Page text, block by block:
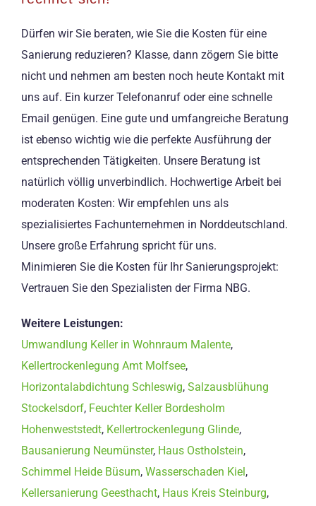
Dürfen wir Sie beraten, wie Sie die Kosten für eine
Sanierung reduzieren? Klasse, dann zögern Sie bitte
nicht und nehmen am besten noch heute Kontakt mit
uns auf. Ein kurzer Telefonanruf oder eine schnelle
Email genügen. Eine gute und umfangreiche Beratung
ist ebenso wichtig wie die perfekte Ausführung der
entsprechenden Tätigkeiten. Unsere Beratung ist
natürlich völlig unverbindlich. Hochwertige Arbeit bei
moderaten Kosten: Wir empfehlen uns als
spezialisiertes Fachunternehmen in Norddeutschland.
Unsere große Erfahrung spricht für uns.
Minimieren Sie die Kosten für Ihr Sanierungsprojekt:
Vertrauen Sie den Spezialisten der Firma NBG.
Weitere Leistungen:
Umwandlung Keller in Wohnraum Malente,
Kellertrockenlegung Amt Molfsee,
Horizontalabdichtung Schleswig, Salzausblühung
Stockelsdorf, Feuchter Keller Bordesholm
Hohenweststedt, Kellertrockenlegung Glinde,
Bausanierung Neumünster, Haus Ostholstein,
Schimmel Heide Büsum, Wasserschaden Kiel,
Kellersanierung Geesthacht, Haus Kreis Steinburg,